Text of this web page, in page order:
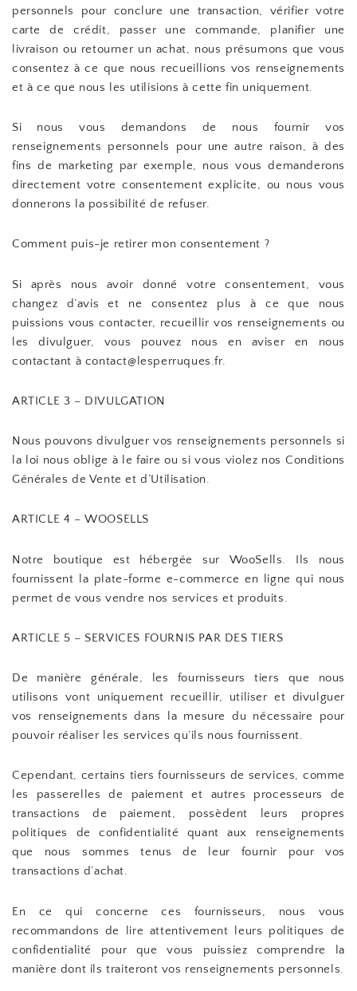
personnels pour conclure une transaction, vérifier votre
carte de crédit, passer une commande, planifier une
livraison ou retourner un achat, nous présumons que vous
consentez à ce que nous recueillions vos renseignements
et à ce que nous les utilisions à cette fin uniquement.
Si nous vous demandons de nous fournir vos
renseignements personnels pour une autre raison, à des
fins de marketing par exemple, nous vous demanderons
directement votre consentement explicite, ou nous vous
donnerons la possibilité de refuser.
Comment puis-je retirer mon consentement ?
Si après nous avoir donné votre consentement, vous
changez d’avis et ne consentez plus à ce que nous
puissions vous contacter, recueillir vos renseignements ou
les divulguer, vous pouvez nous en aviser en nous
contactant à contact@lesperruques.fr.
ARTICLE 3 – DIVULGATION
Nous pouvons divulguer vos renseignements personnels si
la loi nous oblige à le faire ou si vous violez nos Conditions
Générales de Vente et d’Utilisation.
ARTICLE 4 – WOOSELLS
Notre boutique est hébergée sur WooSells. Ils nous
fournissent la plate-forme e-commerce en ligne qui nous
permet de vous vendre nos services et produits.
ARTICLE 5 – SERVICES FOURNIS PAR DES TIERS
De manière générale, les fournisseurs tiers que nous
utilisons vont uniquement recueillir, utiliser et divulguer
vos renseignements dans la mesure du nécessaire pour
pouvoir réaliser les services qu’ils nous fournissent.
Cependant, certains tiers fournisseurs de services, comme
les passerelles de paiement et autres processeurs de
transactions de paiement, possèdent leurs propres
politiques de confidentialité quant aux renseignements
que nous sommes tenus de leur fournir pour vos
transactions d’achat.
En ce qui concerne ces fournisseurs, nous vous
recommandons de lire attentivement leurs politiques de
confidentialité pour que vous puissiez comprendre la
manière dont ils traiteront vos renseignements personnels.